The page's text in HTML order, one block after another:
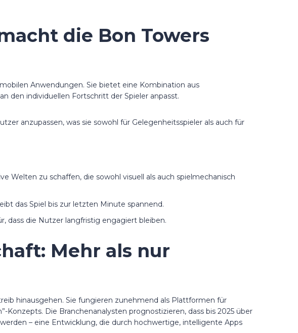
die Bon Towers
Anwendungen. Sie bietet eine Kombination aus
den individuellen Fortschritt der Spieler anpasst.
anzupassen, was sie sowohl für Gelegenheitsspieler als auch für
Welten zu schaffen, die sowohl visuell als auch spielmechanisch
das Spiel bis zur letzten Minute spannend.
dass die Nutzer langfristig engagiert bleiben.
Mehr als nur
hinausgehen. Sie fungieren zunehmend als Plattformen für
Die Branchenanalysten prognostizieren, dass bis 2025 über
– eine Entwicklung, die durch hochwertige, intelligente Apps